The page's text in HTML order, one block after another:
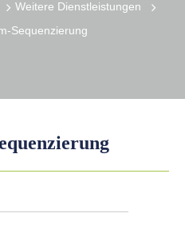
Weitere Dienstleistungen
Sequenzierung